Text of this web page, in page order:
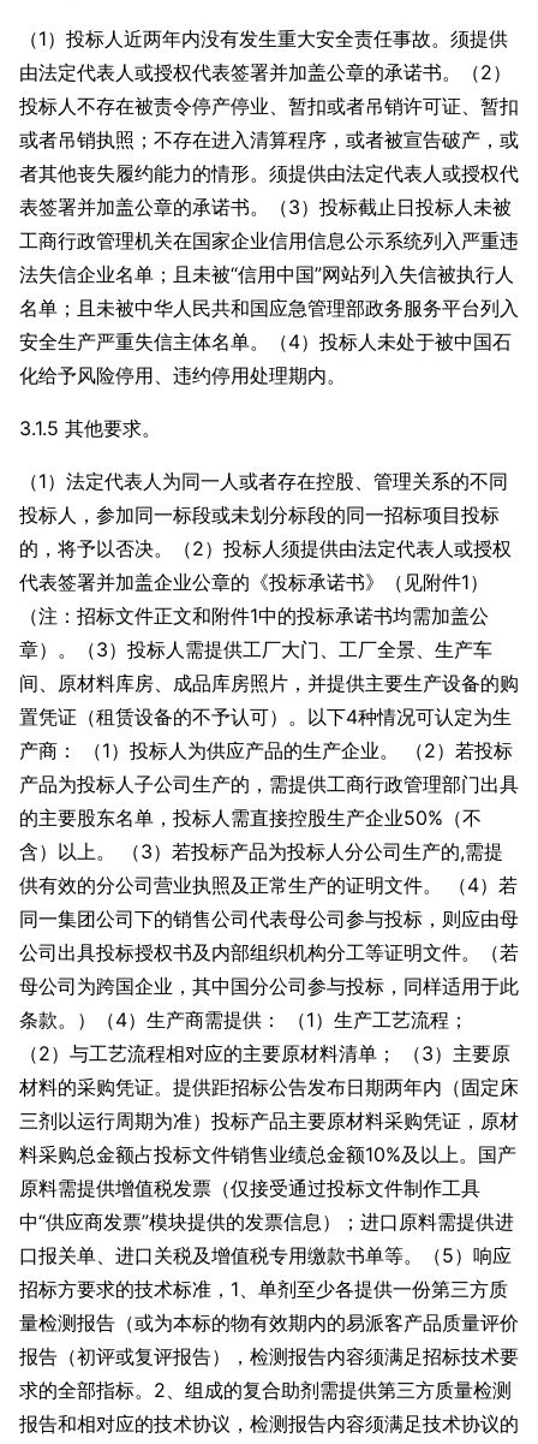
（1）投标人近两年内没有发生重大安全责任事故。须提供
由法定代表人或授权代表签署并加盖公章的承诺书。（2）
投标人不存在被责令停产停业、暂扣或者吊销许可证、暂扣
或者吊销执照；不存在进入清算程序，或者被宣告破产，或
者其他丧失履约能力的情形。须提供由法定代表人或授权代
表签署并加盖公章的承诺书。（3）投标截止日投标人未被
工商行政管理机关在国家企业信用信息公示系统列入严重违
法失信企业名单；且未被“信用中国”网站列入失信被执行人
名单；且未被中华人民共和国应急管理部政务服务平台列入
安全生产严重失信主体名单。（4）投标人未处于被中国石
化给予风险停用、违约停用处理期内。
3.1.5 其他要求。
（1）法定代表人为同一人或者存在控股、管理关系的不同
投标人，参加同一标段或未划分标段的同一招标项目投标
的，将予以否决。（2）投标人须提供由法定代表人或授权
代表签署并加盖企业公章的《投标承诺书》（见附件1）
（注：招标文件正文和附件1中的投标承诺书均需加盖公
章）。（3）投标人需提供工厂大门、工厂全景、生产车
间、原材料库房、成品库房照片，并提供主要生产设备的购
置凭证（租赁设备的不予认可）。以下4种情况可认定为生
产商： （1）投标人为供应产品的生产企业。 （2）若投标
产品为投标人子公司生产的，需提供工商行政管理部门出具
的主要股东名单，投标人需直接控股生产企业50%（不
含）以上。 （3）若投标产品为投标人分公司生产的,需提
供有效的分公司营业执照及正常生产的证明文件。 （4）若
同一集团公司下的销售公司代表母公司参与投标，则应由母
公司出具投标授权书及内部组织机构分工等证明文件。（若
母公司为跨国企业，其中国分公司参与投标，同样适用于此
条款。）（4）生产商需提供： （1）生产工艺流程；
（2）与工艺流程相对应的主要原材料清单； （3）主要原
材料的采购凭证。提供距招标公告发布日期两年内（固定床
三剂以运行周期为准）投标产品主要原材料采购凭证，原材
料采购总金额占投标文件销售业绩总金额10%及以上。国产
原料需提供增值税发票（仅接受通过投标文件制作工具
中“供应商发票”模块提供的发票信息）；进口原料需提供进
口报关单、进口关税及增值税专用缴款书单等。（5）响应
招标方要求的技术标准，1、单剂至少各提供一份第三方质
量检测报告（或为本标的物有效期内的易派客产品质量评价
报告（初评或复评报告），检测报告内容须满足招标技术要
求的全部指标。2、组成的复合助剂需提供第三方质量检测
报告和相对应的技术协议，检测报告内容须满足技术协议的